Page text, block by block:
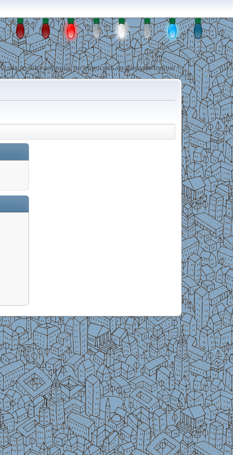
Одна голова хорошо, но спросить на форуме лучше !